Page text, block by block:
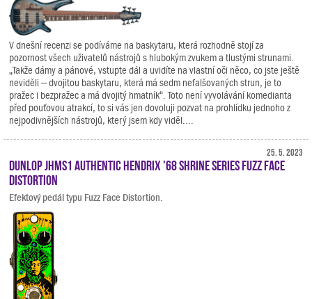
V dnešní recenzi se podíváme na baskytaru, která rozhodně stojí za
pozornost všech uživatelů nástrojů s hlubokým zvukem a tlustými strunami.
„Takže dámy a pánové, vstupte dál a uvidíte na vlastní oči něco, co jste ještě
neviděli – dvojitou baskytaru, která má sedm nefalšovaných strun, je to
pražec i bezpražec a má dvojitý hmatník“. Toto není vyvolávání komedianta
před pouťovou atrakcí, to si vás jen dovoluji pozvat na prohlídku jednoho z
nejpodivnějších nástrojů, který jsem kdy viděl....
25. 5. 2023
Dunlop JHMS1 Authentic Hendrix '68 Shrine Series Fuzz Face
Distortion
Efektový pedál typu Fuzz Face Distortion.